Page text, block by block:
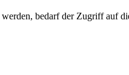
bedarf der Zugriff auf